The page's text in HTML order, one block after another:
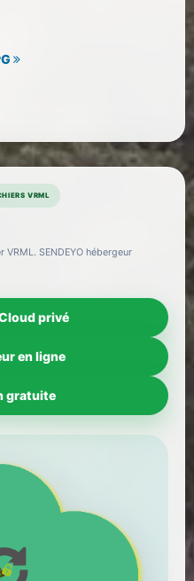
VRML
SENDEYO hébergeur
privé
en ligne
gratuite